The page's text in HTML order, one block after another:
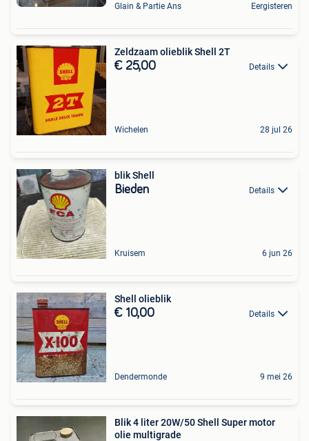
Glain & Partie Ans Eergisteren
Zeldzaam olieblik Shell 2T
€ 25,00 Details
Wichelen 28 jul 26
blik Shell
Bieden Details
Kruisem 6 jun 26
Shell olieblik
€ 10,00 Details
Dendermonde 9 mei 26
Blik 4 liter 20W/50 Shell Super motor
olie multigrade